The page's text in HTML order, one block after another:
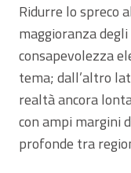
Ridurre lo spreco
maggioranza
consapevolezza
tema; dall’altro
realtà ancora
con ampi margini
profonde tra